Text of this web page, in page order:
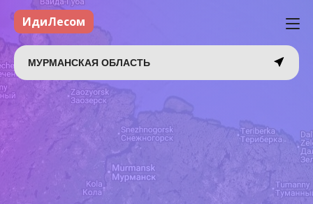
ИдиЛесом
МУРМАНСКАЯ ОБЛАСТЬ